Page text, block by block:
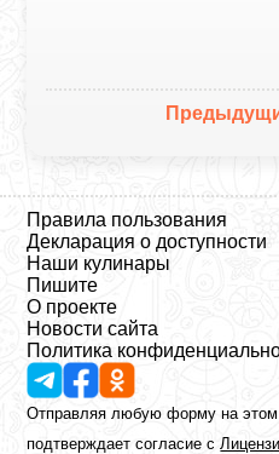
Правила пользования
Декларация о доступности
Наши кулинары
Пишите
О проекте
Новости сайта
Политика
Отправляя любую форму на этом
подтверждает согласие с